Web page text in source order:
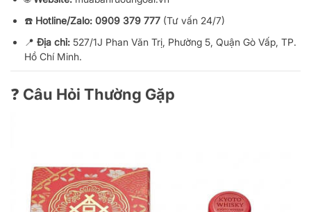
☎️ Hotline/Zalo: 0909 379 777 (Tư vấn 24/7)
📍 Địa chỉ: 527/1J Phan Văn Trị, Phường 5, Quận Gò Vấp, TP.
Hồ Chí Minh.
❓ Câu Hỏi Thường Gặp